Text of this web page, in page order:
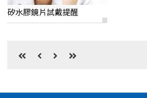
矽水膠鏡片試戴提醒